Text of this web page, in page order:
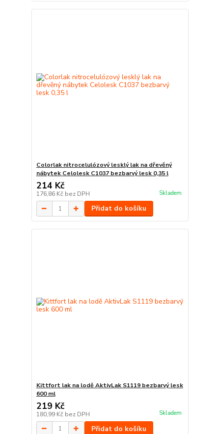
Colorlak nitrocelulózový lesklý lak na dřevěný
nábytek Celolesk C1037 bezbarvý lesk 0,35 l
214 Kč
176,86 Kč bez DPH Skladem
Přidat do košíku
Kittfort lak na lodě AktivLak S1119 bezbarvý lesk
600 ml
219 Kč
180,99 Kč bez DPH Skladem
Přidat do košíku